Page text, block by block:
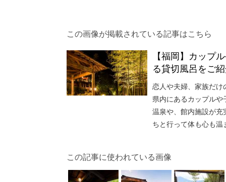
この画像が掲載されている記事はこちら
【福岡】カップ
る貸切風呂をご
恋人や夫婦、家族だけ
県内にあるカップル
温泉や、館内施設が充
ちと行って体も心も温
この記事に使われている画像